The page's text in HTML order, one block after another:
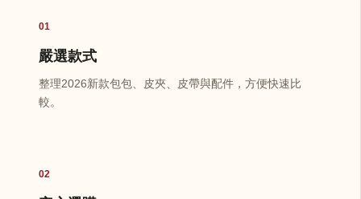
01
嚴選款式
整理2026新款包包、皮夾、皮帶與配件，方便快速比
較。
02